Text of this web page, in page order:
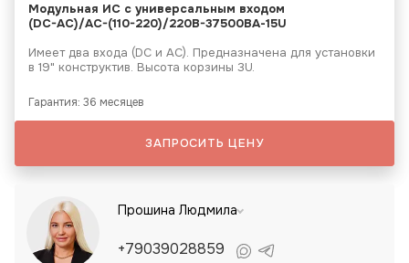
Модульная ИС с универсальным входом
(DC-АС)/AC-(110-220)/220B-37500ВА-15U
Имеет два входа (DC и АС). Предназначена для установки
в 19" конструктив. Высота корзины 3U.
Гарантия: 36 месяцев
ЗАПРОСИТЬ ЦЕНУ
Прошина Людмила
+79039028859